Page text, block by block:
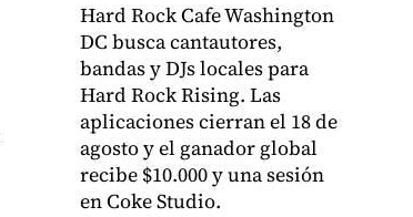
Hard Rock Cafe Washington
DC busca cantautores,
bandas y DJs locales para
Hard Rock Rising. Las
aplicaciones cierran el 18 de
agosto y el ganador global
recibe $10.000 y una sesión
en Coke Studio.